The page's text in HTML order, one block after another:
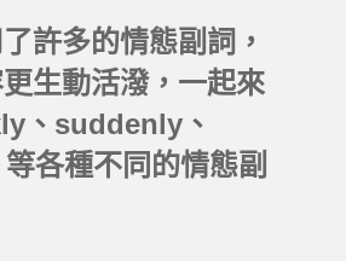
許多的情態副詞，
生動活潑，一起來
、suddenly、
各種不同的情態副